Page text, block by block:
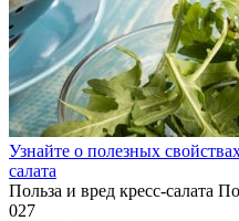
Узнайте о полезных
салата
Польза и вред кресс-салата
027